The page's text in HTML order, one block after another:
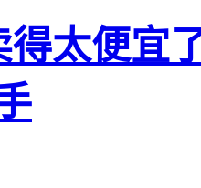
得太便宜